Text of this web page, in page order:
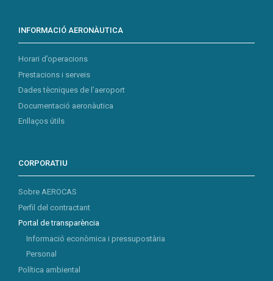
INFORMACIÓ AERONÀUTICA
Horari d’operacions
Prestacions i serveis
Dades tècniques de l’aeroport
Documentació aeronàutica
Enllaços útils
CORPORATIU
Sobre AEROCAS
Perfil del contractant
Portal de transparència
Informació econòmica i pressupostària
Personal
Política ambiental